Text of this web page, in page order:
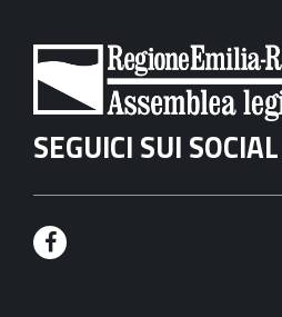
SEGUICI SUI SOCIAL
F